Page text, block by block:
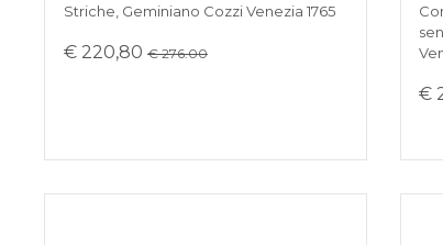
Striche, Geminiano Cozzi Venezia 1765
€ 220,80€ 276.00
€